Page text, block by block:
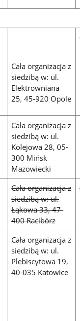
Cała organizacja z
siedzibą w: ul.
Elektrowniana
25, 45-920 Opole
Cała organizacja z
siedzibą w: ul.
Kolejowa 28, 05-
300 Mińsk
Mazowiecki
Cała organizacja z
siedzibą w: ul.
Łąkowa 33, 47-
400 Racibórz
Cała organizacja z
siedzibą w: ul.
Plebiscytowa 19,
40-035 Katowice